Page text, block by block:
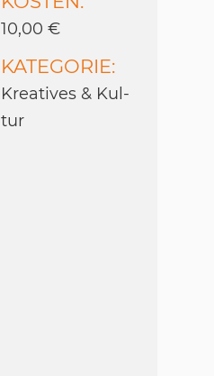
10,00 €
KATEGORIE:
Krea­ti­ves & Kul­
tur